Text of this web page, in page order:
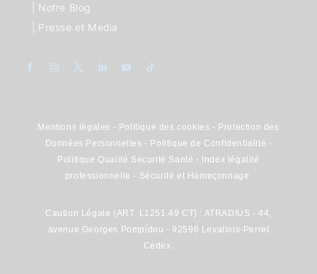
Notre Blog
Presse et Media
Mentions légales - Politique des cookies - Protection des
Données Personnelles - Politique de Confidentialité -
Politique Qualité Sécurité Santé - Index légalité
professionnelle - Sécurité et Hameçonnage
Caution Légale (ART. L1251.49 CT) : ATRADIUS - 44,
avenue Georges Pompidou - 92596 Levallois-Perret
Cedex.